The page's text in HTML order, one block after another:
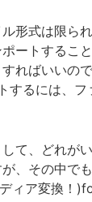
形式は限ら
ートするこ
ればいいので
するには、
て、どれが
、その中で
ア変換！